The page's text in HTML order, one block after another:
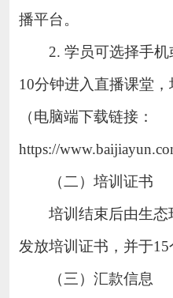
播平台。
2.学员可选择手
10分钟进入直播课堂
（电脑端下载链接：
https://
（二）培训证书
培训结束后由生
发放培训证书，并于15
（三）汇款信息